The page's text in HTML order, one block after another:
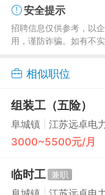
安全提示
招聘信息仅供参考，以
用，谨防诈骗。如有不
相似职位
组装工（五险）
阜城镇 江苏远卓电
3000~5500元/月
临时工 兼职